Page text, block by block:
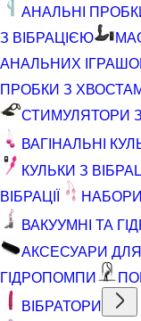
АНАЛЬНІ
З ВІБРАЦІЄЮ
АНАЛЬНИХ
ПРОБКИ З
СТИМУЛЯТОРИ
ВАГІНАЛЬНІ
КУЛЬКИ З
ВІБРАЦІЇ
ВАКУУМНІ ТА
АКСЕСУАРИ
ГІДРОПОМПИ
ВІБРАТОРИ